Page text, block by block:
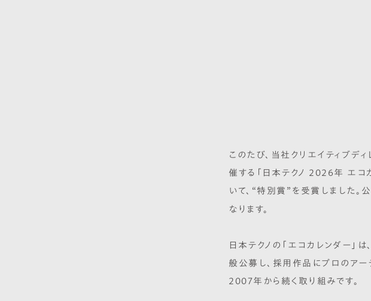
このたび、当社クリエイティブデ
催する「日本テクノ 2026年 エコ
いて、 “特別賞” を受賞しました
なります。
日本テクノの「エコカレンダー」
般公募し、採用作品にプロのアー
2007年から続く取り組みです。